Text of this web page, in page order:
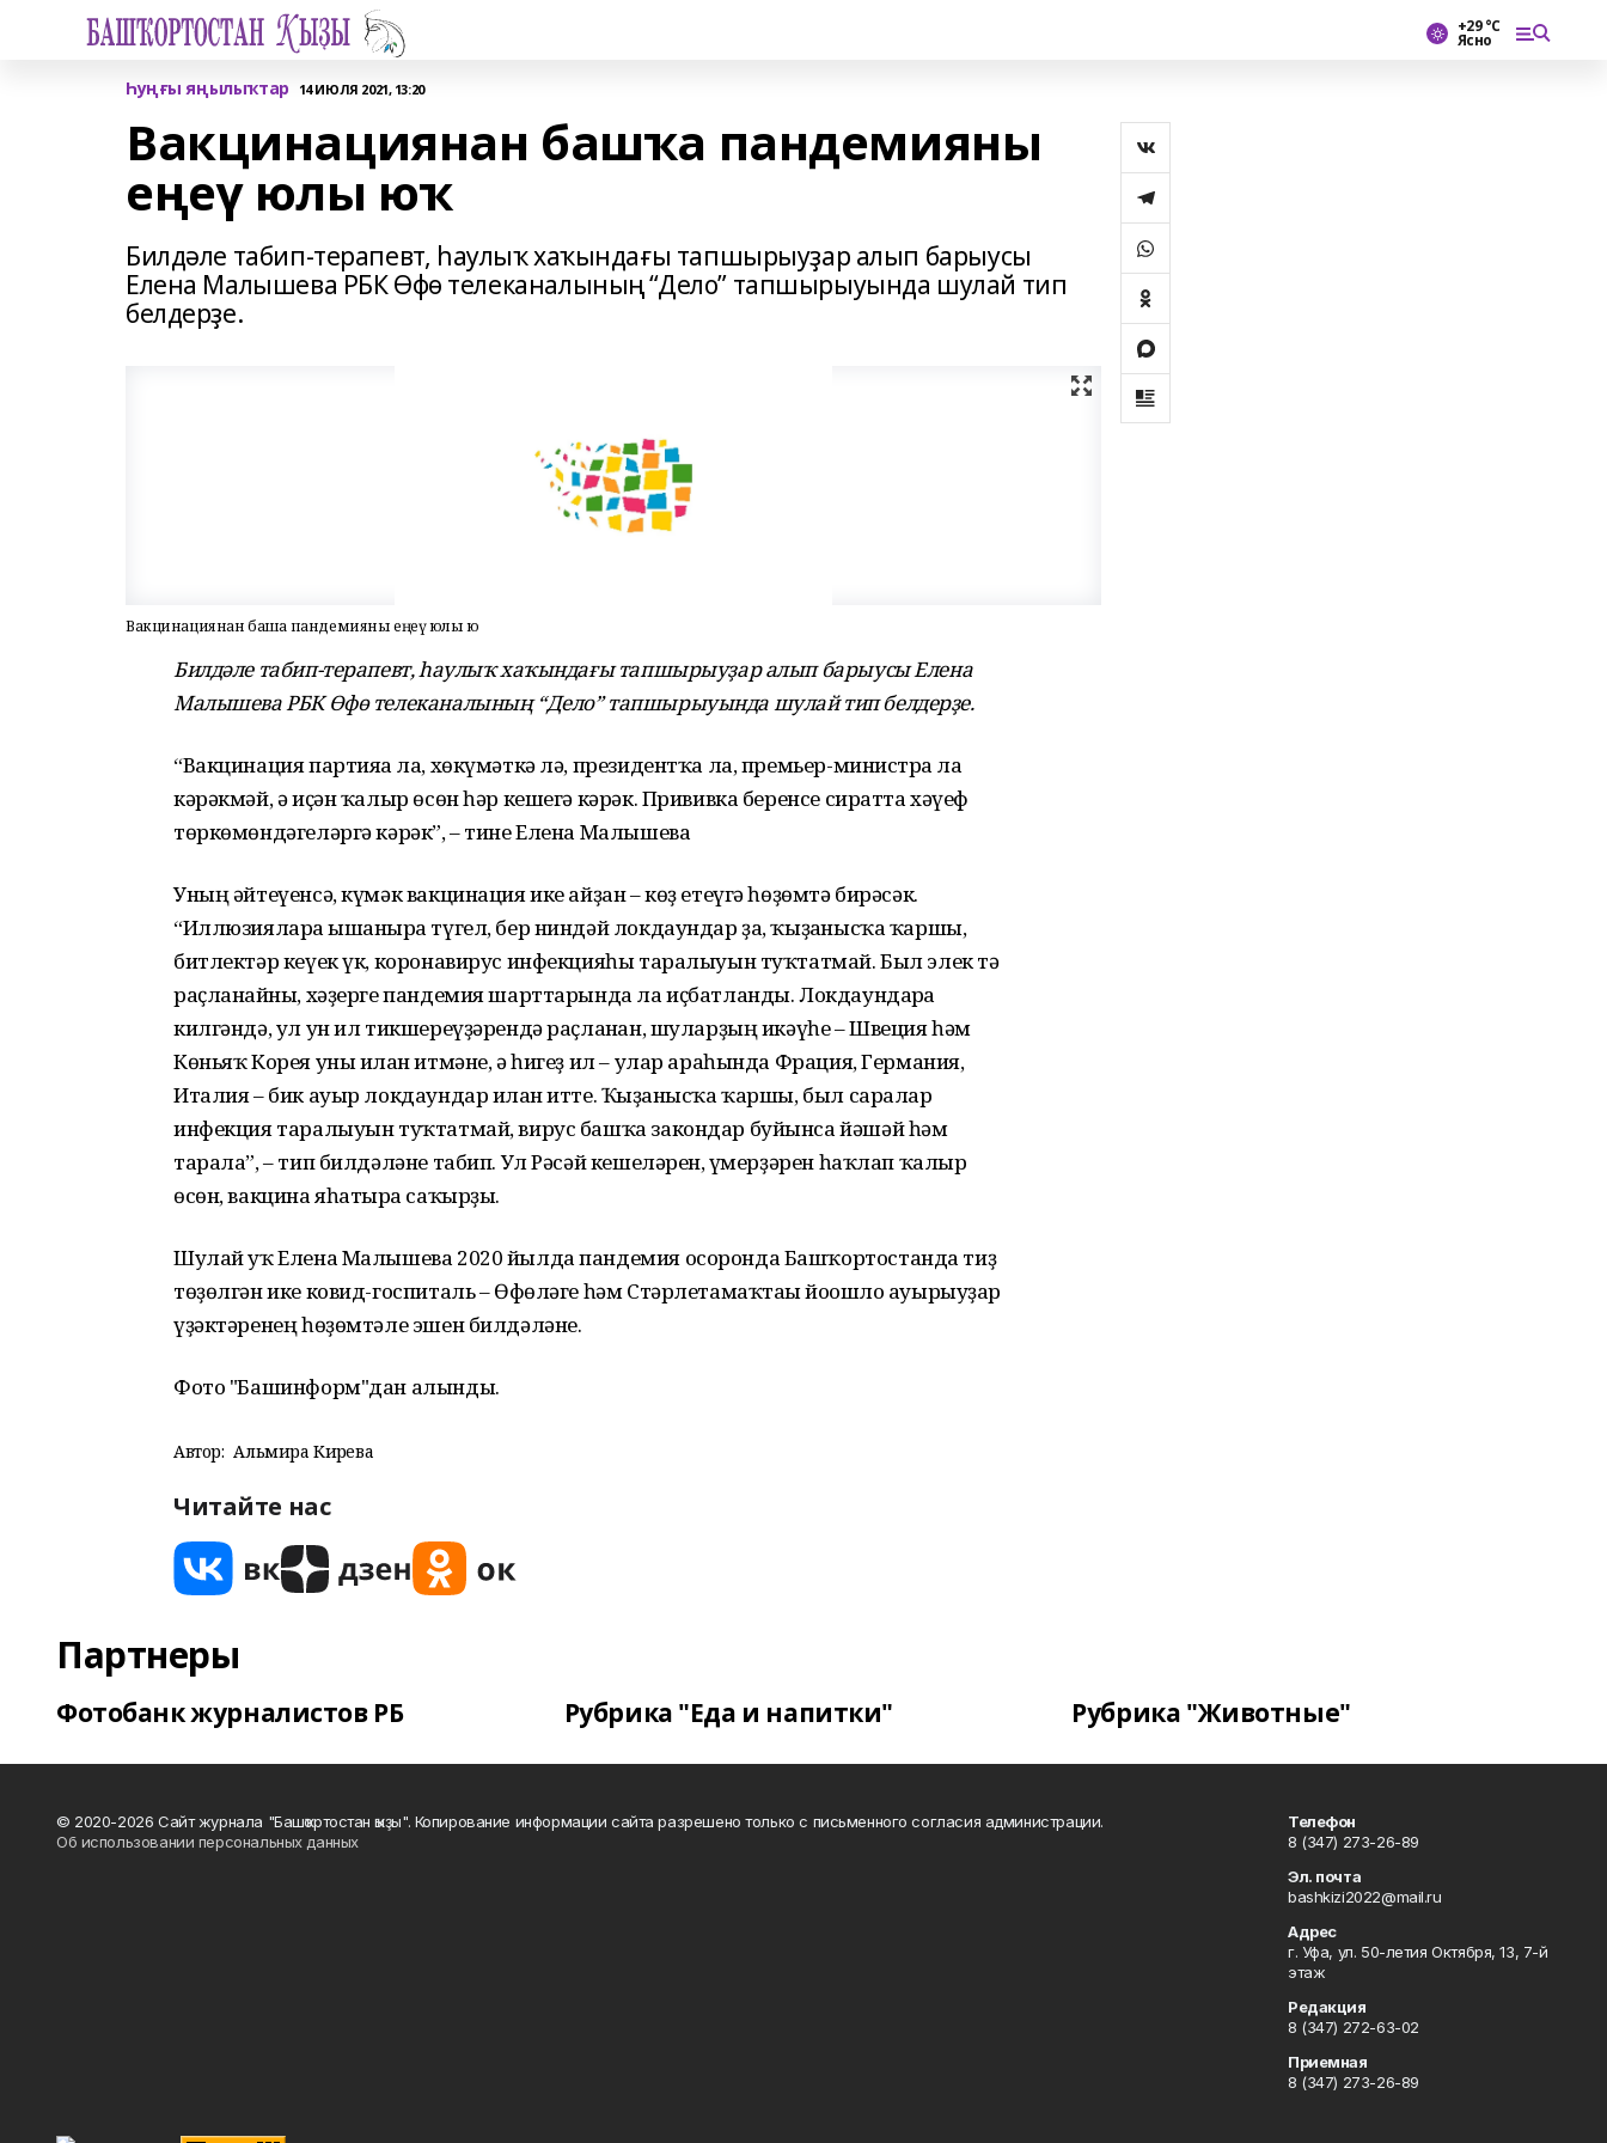
+29 °С
Ясно
Һуңғы яңылыҡтар 14 ИЮЛЯ 2021, 13:20
Вакцинациянан башҡа пандемияны
еңеү юлы юҡ
Билдәле табип-терапевт, һаулыҡ хаҡындағы тапшырыуҙар алып барыусы
Елена Малышева РБК Өфө телеканалының “Дело” тапшырыуында шулай тип
белдерҙе.
Вакцинациянан башҡа пандемияны еңеү юлы юҡ
Билдәле табип-терапевт, һаулыҡ хаҡындағы тапшырыуҙар алып барыусы Елена
Малышева РБК Өфө телеканалының “Дело” тапшырыуында шулай тип белдерҙе.
“Вакцинация партияға ла, хөкүмәткә лә, президентҡа ла, премьер-министрға ла
кәрәкмәй, ә иҫән ҡалыр өсөн һәр кешегә кәрәк. Прививка беренсе сиратта хәүеф
төркөмөндәгеләргә кәрәк”, – тине Елена Малышева
Уның әйтеүенсә, күмәк вакцинация ике айҙан – көҙ етеүгә һөҙөмтә бирәсәк.
“Иллюзияларға ышанырға түгел, бер ниндәй локдаундар ҙа, ҡыҙғанысҡа ҡаршы,
битлектәр кеүек үк, коронавирус инфекцияһы таралыуын туҡтатмай. Был элек тә
раҫланғайны, хәҙерге пандемия шарттарында ла иҫбатланды. Локдаундарға
килгәндә, ул ун ил тикшереүҙәрендә раҫланған, шуларҙың икәүһе – Швеция һәм
Көньяҡ Корея уны иғлан итмәне, ә һигеҙ ил – улар араһында Фрация, Германия,
Италия – бик ауыр локдаундар иғлан итте. Ҡыҙғанысҡа ҡаршы, был саралар
инфекция таралыуын туҡтатмай, вирус башҡа закондар буйынса йәшәй һәм
тарала”, – тип билдәләне табип. Ул Рәсәй кешеләрен, ғүмерҙәрен һаҡлап ҡалыр
өсөн, вакцина яһатырға саҡырҙы.
Шулай уҡ Елена Малышева 2020 йылда пандемия осоронда Башҡортостанда тиҙ
төҙөлгән ике ковид-госпиталь – Өфөләге һәм Стәрлетамаҡтағы йоғошло ауырыуҙар
үҙәктәренең һөҙөмтәле эшен билдәләне.
Фото "Башинформ"дан алынды.
Автор: Альмира Кирәева
Читайте нас
Партнеры
Фотобанк журналистов РБ Рубрика "Еда и напитки" Рубрика "Животные"
© 2020-2026 Сайт журнала "Башҡортостан ҡыҙы". Копирование информации сайта разрешено только с письменного согласия администрации.
Об использовании персональных данных
Телефон
8 (347) 273-26-89
Эл. почта
bashkizi2022@mail.ru
Адрес
г. Уфа, ул. 50-летия Октября, 13, 7-й
этаж
Редакция
8 (347) 272-63-02
Приемная
8 (347) 273-26-89